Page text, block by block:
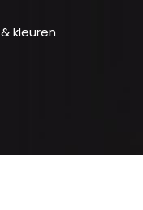
kleuren